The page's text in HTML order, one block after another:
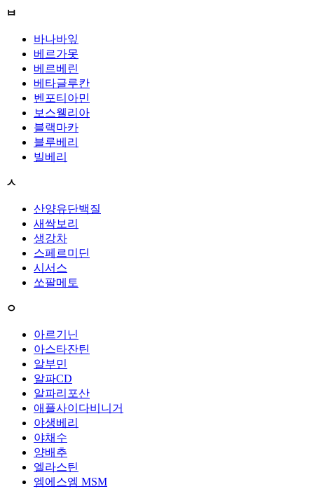
ㅂ
바나바잎
베르가못
베르베린
베타글루칸
벤포티아민
보스웰리아
블랙마카
블루베리
빌베리
ㅅ
산양유단백질
새싹보리
생강차
스페르미딘
시서스
쏘팔메토
ㅇ
아르기닌
아스타잔틴
알부민
알파CD
알파리포산
애플사이다비니거
야생베리
야채수
양배추
엘라스틴
엠에스엠 MSM